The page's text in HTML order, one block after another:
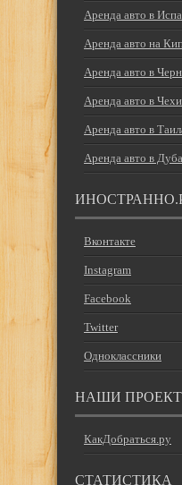
Аренда авто в
Аренда авто на
Аренда авто в
Аренда авто в
Аренда авто в
Аренда авто в
Вконтакте
Instagram
Facebook
Twitter
Одноклассники
НАШИ
КакДобраться.ру
СТАТИСТИКА